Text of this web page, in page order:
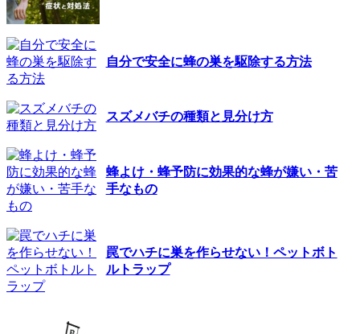
自分で安全に蜂の巣を駆除する方法
スズメバチの種類と見分け方
蜂よけ・蜂予防に効果的な蜂が嫌い・苦
手なもの
罠でハチに巣を作らせない！ペットボト
ルトラップ